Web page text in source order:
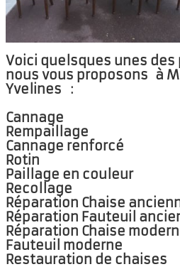
Réparation de chaises
Réparation de
Nos réalisations
Voici quelsques unes
nous vous proposons à
Yvelines :
Cannage
Rempaillage
Cannage renforcé
Rotin
Paillage en couleur
Recollage
Réparation Chaise
Réparation Fauteuil
Réparation Chaise
Fauteuil moderne
Restauration de chaises